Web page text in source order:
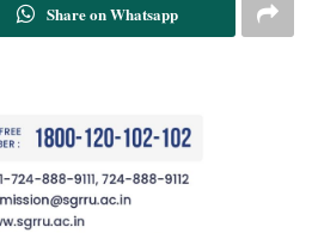
Share on Whatsapp